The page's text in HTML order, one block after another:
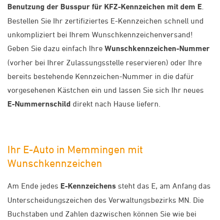
Benutzung der Busspur für KFZ-Kennzeichen mit dem E
Bestellen Sie Ihr zertifiziertes E-Kennzeichen schnell und
unkompliziert bei Ihrem Wunschkennzeichenversand!
Geben Sie dazu einfach Ihre Wunschkennzeichen-Nummer
(vorher bei Ihrer Zulassungsstelle reservieren) oder Ihre
bereits bestehende Kennzeichen-Nummer in die dafür
vorgesehenen Kästchen ein und lassen Sie sich Ihr neues
E-Nummernschild direkt nach Hause liefern.
Ihr E-Auto in Memmingen mit
Wunschkennzeichen
Am Ende jedes E-Kennzeichens steht das E, am Anfang das
Unterscheidungszeichen des Verwaltungsbezirks MN. Die
Buchstaben und Zahlen dazwischen können Sie wie bei